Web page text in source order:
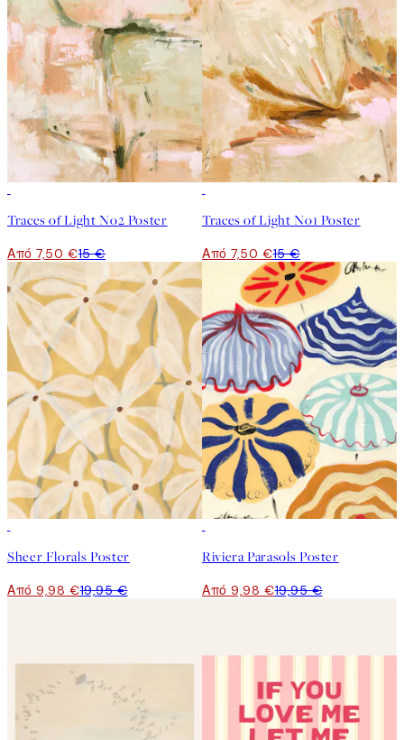
Traces of Light No2 Poster
Από 7,50 €15 €
Traces of Light No1 Poster
Από 7,50 €15 €
Sheer Florals Poster
Από 9,98 €19,95 €
Riviera Parasols Poster
Από 9,98 €19,95 €